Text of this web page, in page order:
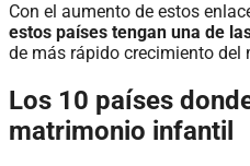
Con el aumento de estos
estos países tengan una de
de más rápido crecimiento del
Los 10 países
matrimonio infantil